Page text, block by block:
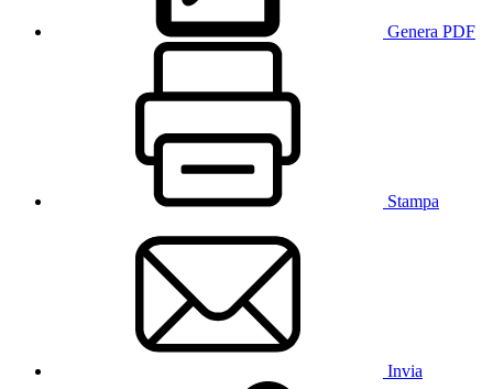
Genera PDF
Stampa
Invia